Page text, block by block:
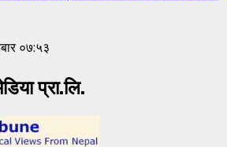
०७:५३
प्रा.लि.